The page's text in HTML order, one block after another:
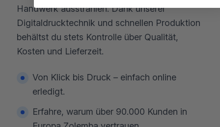
Handwerk ausstrahlen. Dank unserer
Digitaldrucktechnik und schnellen Produktion
behältst du stets Kontrolle über Qualität,
Kosten und Lieferzeit.
Von Klick bis Druck – einfach online
erledigt.
Erfahre, warum über 90.000 Kunden in